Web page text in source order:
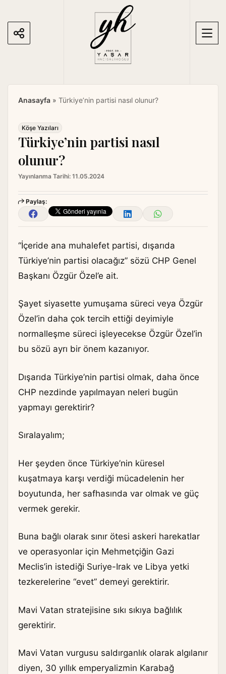
Anasayfa » Türkiye’nin partisi nasıl olunur?
Köşe Yazıları
Türkiye’nin partisi nasıl
olunur?
Yayınlanma Tarihi: 11.05.2024
Paylaş:
“İçeride ana muhalefet partisi, dışarıda
Türkiye’nin partisi olacağız” sözü CHP Genel
Başkanı Özgür Özel’e ait.
Şayet siyasette yumuşama süreci veya Özgür
Özel’in daha çok tercih ettiği deyimiyle
normalleşme süreci işleyecekse Özgür Özel’in
bu sözü ayrı bir önem kazanıyor.
Dışarıda Türkiye’nin partisi olmak, daha önce
CHP nezdinde yapılmayan neleri bugün
yapmayı gerektirir?
Sıralayalım;
Her şeyden önce Türkiye’nin küresel
kuşatmaya karşı verdiği mücadelenin her
boyutunda, her safhasında var olmak ve güç
vermek gerekir.
Buna bağlı olarak sınır ötesi askeri harekatlar
ve operasyonlar için Mehmetçiğin Gazi
Meclis’in istediği Suriye-Irak ve Libya yetki
tezkerelerine “evet” demeyi gerektirir.
Mavi Vatan stratejisine sıkı sıkıya bağlılık
gerektirir.
Mavi Vatan vurgusu saldırganlık olarak algılanır
diyen, 30 yıllık emperyalizmin Karabağ